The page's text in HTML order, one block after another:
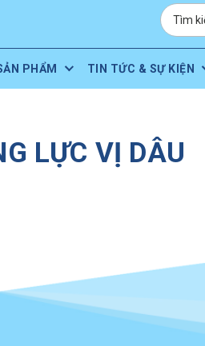
PHẨM TIN TỨC & SỰ KIỆN
LỰC VỊ DÂU